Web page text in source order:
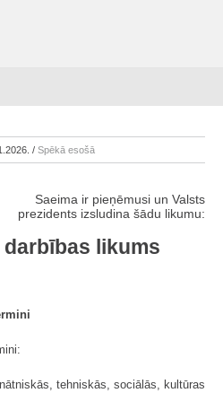
/ Spēkā esošā
Saeima ir pieņēmusi un Valsts
prezidents izsludina šādu likumu:
likums
tehniskās, sociālās, kultūras